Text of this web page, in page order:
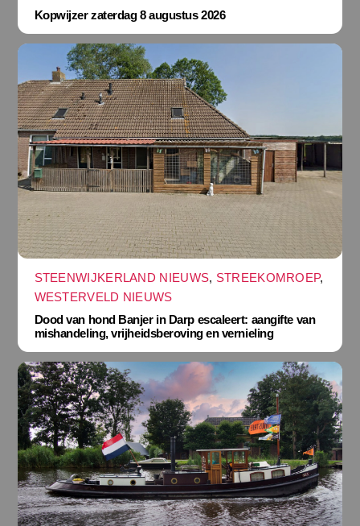
Kopwijzer zaterdag 8 augustus 2026
STEENWIJKERLAND NIEUWS, STREEKOMROEP,
WESTERVELD NIEUWS
Dood van hond Banjer in Darp escaleert: aangifte van
mishandeling, vrijheidsberoving en vernieling